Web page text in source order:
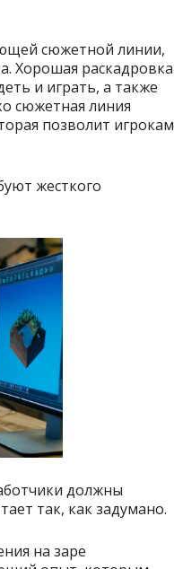
сюжетной линии,
Хорошая раскадровка
и играть, а также
сюжетная линия
позволит игрокам
жесткого
должны
так, как задумано.
на заре